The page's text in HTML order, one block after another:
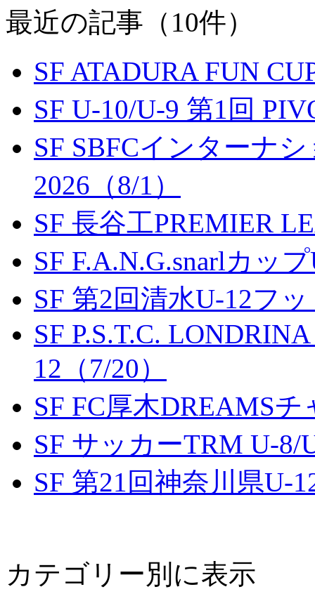
最近の記事（10件）
SF ATADURA FUN
SF U-10/U-9 第1回
SF SBFCインターナ
2026（8/1）
SF 長谷工PREMIER
SF F.A.N.G.snarlカッ
SF 第2回清水U-12フ
SF P.S.T.C.
12（7/20）
SF FC厚木DREAMS
SF サッカーTRM U-8/
SF 第21回神奈川県U-
カテゴリー別に表示